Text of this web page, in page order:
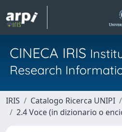
CINECA IRIS
Research
IRIS Catalogo Ricerca UNIPI
2.4 Voce (in dizionario o